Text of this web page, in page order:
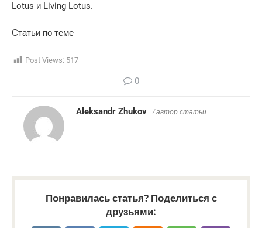
Lotus и Living Lotus.
Статьи по теме
Post Views: 517
0
Aleksandr Zhukov / автор статьи
Понравилась статья? Поделиться с
друзьями: